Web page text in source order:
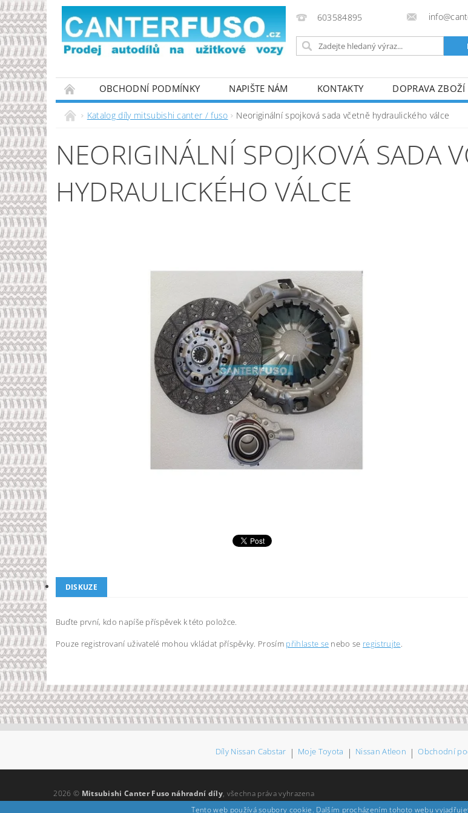
603584895
OBCHODNÍ PODMÍNKY NAPIŠTE NÁM KONTAKTY DOPRAVA ZBOŽÍ
PODMÍNKY OCHRANY OSOBNÍCH ÚDAJŮ
Katalog díly mitsubishi canter / fuso Neoriginální spojková sada včetně hydraulického válce
NEORIGINÁLNÍ SPOJKOVÁ SADA
HYDRAULICKÉHO VÁLCE
DISKUZE
Buďte první, kdo napíše příspěvek k této položce.
Pouze registrovaní uživatelé mohou vkládat příspěvky. Prosím přihlaste se nebo se registrujte.
Díly Nissan Cabstar | Moje Toyota | Nissan Atleon | Obchodní
2026 © Mitsubishi Canter Fuso náhradní díly, všechna práva vyhrazena
Tento web používá soubory cookie. Dalším procházením tohoto webu